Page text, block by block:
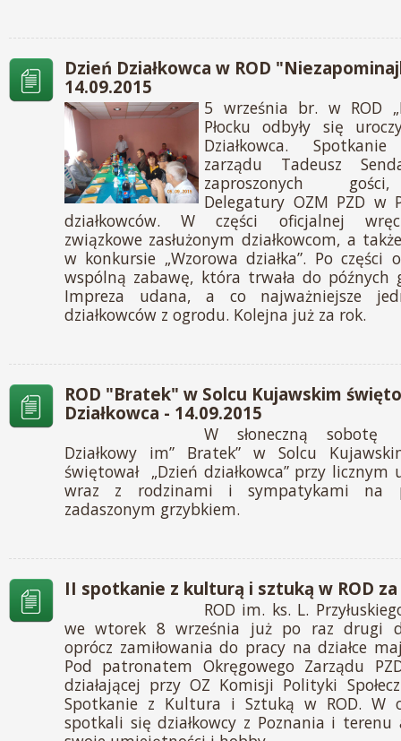
Dzień Działkowca w ROD
14.09.2015
5 września br. w ROD
Płocku odbyły się
Działkowca.
zarządu Tadeusz
zaproszonych
Delegatury OZM PZD w
działkowców. W części oficjalnej
związkowe zasłużonym działkowcom, a
w konkursie „Wzorowa działka”. Po części
wspólną zabawę, która trwała do późnych
Impreza udana, a co najważniejsze
działkowców z ogrodu. Kolejna już za rok.
ROD "Bratek" w Solcu Kujawskim
Działkowca - 14.09.2015
W słoneczną sobotę
Działkowy im” Bratek” w Solcu
świętował „Dzień działkowca” przy licznym
wraz z rodzinami i sympatykami na
zadaszonym grzybkiem.
II spotkanie z kulturą i sztuką w ROD za
ROD im. ks. L.
we wtorek 8 września już po raz drugi
oprócz zamiłowania do pracy na działce
Pod patronatem Okręgowego Zarządu
działającej przy OZ Komisji Polityki
Spotkanie z Kultura i Sztuką w ROD. W
spotkali się działkowcy z Poznania i